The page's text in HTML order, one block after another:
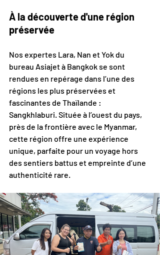
À la découverte d'une région
préservée
Nos expertes Lara, Nan et Yok du
bureau Asiajet à Bangkok se sont
rendues en repérage dans l’une des
régions les plus préservées et
fascinantes de Thaïlande :
Sangkhlaburi. Située à l’ouest du pays,
près de la frontière avec le Myanmar,
cette région offre une expérience
unique, parfaite pour un voyage hors
des sentiers battus et empreinte d’une
authenticité rare.